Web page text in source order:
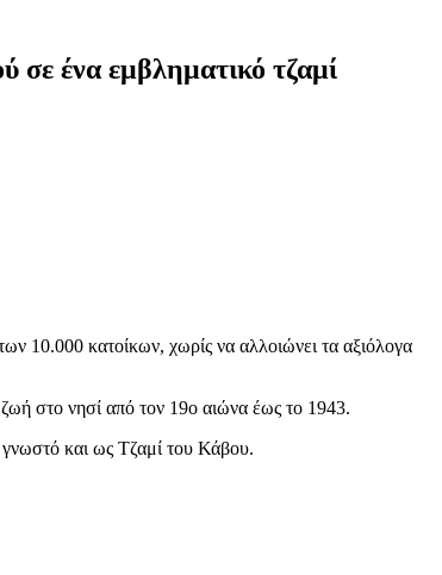
ένα εμβληματικό τζαμί
10.000 κατοίκων, χωρίς να αλλοιώνει τα αξιόλογα
ζωή στο νησί από τον 19ο αιώνα έως το 1943.
γνωστό και ως Τζαμί του Κάβου.